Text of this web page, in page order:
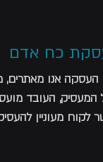
כח אדם
אנו מאתרים,
המעסיק, העובד
לקוח מעוניין